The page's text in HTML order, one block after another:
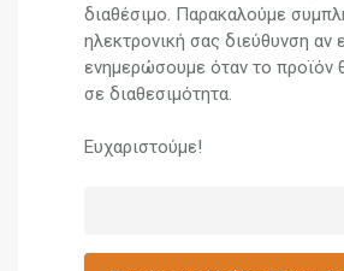
διαθέσιμο. Παρακαλούμε
ηλεκτρονική σας διεύθυνση αν
ενημερώσουμε όταν το προϊόν
σε διαθεσιμότητα.
Ευχαριστούμε!